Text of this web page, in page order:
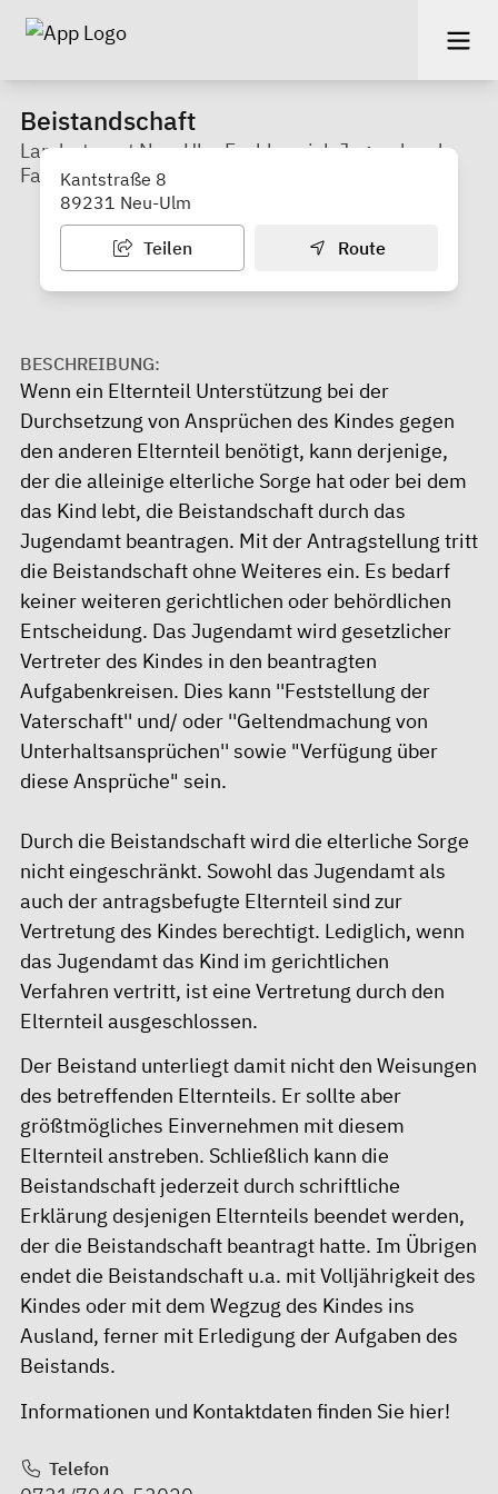
Beistandschaft
Landratsamt Neu-Ulm Fachbereich Jugend und
FamilieKantstraße 8
89231 Neu-Ulm
Teilen Route
BESCHREIBUNG:
Wenn ein Elternteil Unterstützung bei der
Durchsetzung von Ansprüchen des Kindes gegen
den anderen Elternteil benötigt, kann derjenige,
der die alleinige elterliche Sorge hat oder bei dem
das Kind lebt, die Beistandschaft durch das
Jugendamt beantragen. Mit der Antragstellung tritt
die Beistandschaft ohne Weiteres ein. Es bedarf
keiner weiteren gerichtlichen oder behördlichen
Entscheidung. Das Jugendamt wird gesetzlicher
Vertreter des Kindes in den beantragten
Aufgabenkreisen. Dies kann ''Feststellung der
Vaterschaft'' und/ oder ''Geltendmachung von
Unterhaltsansprüchen'' sowie "Verfügung über
diese Ansprüche" sein.
Durch die Beistandschaft wird die elterliche Sorge
nicht eingeschränkt. Sowohl das Jugendamt als
auch der antragsbefugte Elternteil sind zur
Vertretung des Kindes berechtigt. Lediglich, wenn
das Jugendamt das Kind im gerichtlichen
Verfahren vertritt, ist eine Vertretung durch den
Elternteil ausgeschlossen.
Der Beistand unterliegt damit nicht den Weisungen
des betreffenden Elternteils. Er sollte aber
größtmögliches Einvernehmen mit diesem
Elternteil anstreben. Schließlich kann die
Beistandschaft jederzeit durch schriftliche
Erklärung desjenigen Elternteils beendet werden,
der die Beistandschaft beantragt hatte. Im Übrigen
endet die Beistandschaft u.a. mit Volljährigkeit des
Kindes oder mit dem Wegzug des Kindes ins
Ausland, ferner mit Erledigung der Aufgaben des
Beistands.
Informationen und Kontaktdaten finden Sie hier!
Telefon